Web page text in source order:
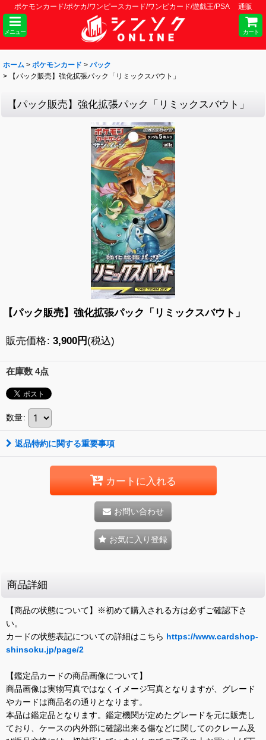
ポケモンカード/ポケカ/ワンピースカード/ワンピカード/遊戯王/PSA 通販
メニュー カート
ホーム > ポケモンカード > パック
>
【パック販売】強化拡張パック「リミックスバウト」
【パック販売】強化拡張パック「リミックスバウト」
【パック販売】強化拡張パック「リミックスバウト」
販売価格: 3,900円 (税込)
在庫数 4点
数量:
返品特約に関する重要事項
カートに入れる
お問い合わせ
お気に入り登録
商品詳細
【商品の状態について】※初めて購入される方は必ずご確認下さ
い。
カードの状態表記についての詳細はこちら https://www.cardshop-
shinsoku.jp/page/2
【鑑定品カードの商品画像について】
商品画像は実物写真ではなくイメージ写真となりますが、グレード
やカードは商品名の通りとなります。
本品は鑑定品となります。鑑定機関が定めたグレードを元に販売し
ており、ケースの内外部に確認出来る傷などに関してのクレーム及